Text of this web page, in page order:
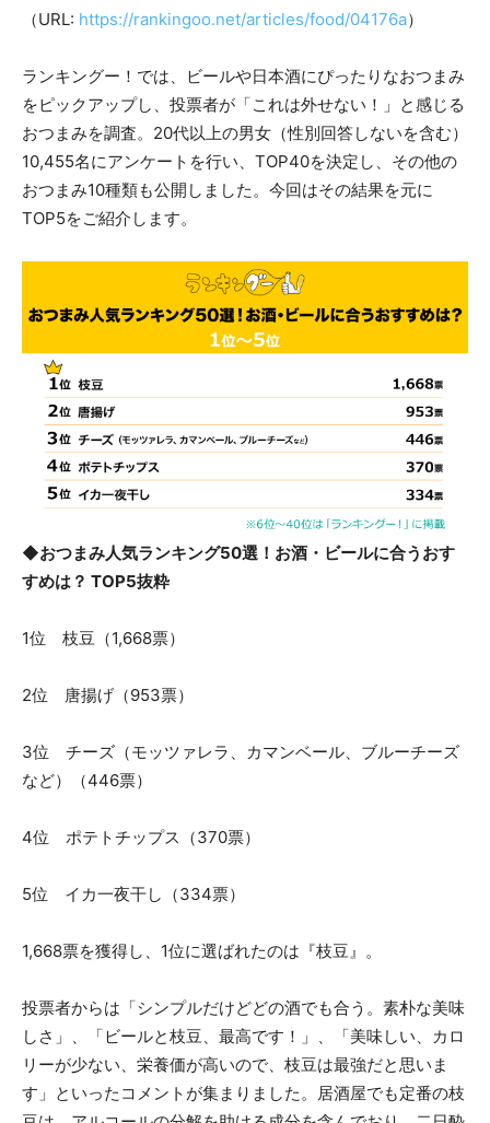
（URL: https://rankingoo.net/articles/food/04176a）
ランキングー！では、ビールや日本酒にぴったりなおつまみ
をピックアップし、投票者が「これは外せない！」と感じる
おつまみを調査。20代以上の男女（性別回答しないを含む）
10,455名にアンケートを行い、TOP40を決定し、その他の
おつまみ10種類も公開しました。今回はその結果を元に
TOP5をご紹介します。
◆おつまみ人気ランキング50選！お酒・ビールに合うおす
すめは？ TOP5抜粋
1位 枝豆（1,668票）
2位 唐揚げ（953票）
3位 チーズ（モッツァレラ、カマンベール、ブルーチーズ
など）（446票）
4位 ポテトチップス（370票）
5位 イカ一夜干し（334票）
1,668票を獲得し、1位に選ばれたのは『枝豆』。
投票者からは「シンプルだけどどの酒でも合う。素朴な美味
しさ」、「ビールと枝豆、最高です！」、「美味しい、カロ
リーが少ない、栄養価が高いので、枝豆は最強だと思いま
す」といったコメントが集まりました。居酒屋でも定番の枝